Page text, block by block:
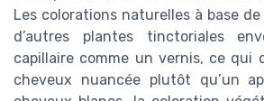
Les colorations naturelles à base
d’autres plantes tinctoriales
capillaire comme un vernis, ce qui
cheveux nuancée plutôt qu’un